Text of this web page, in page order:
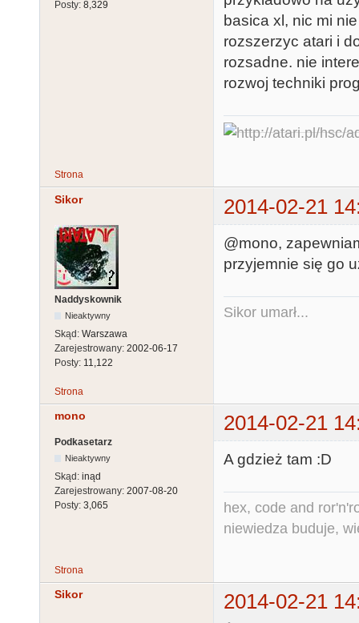
Posty: 8,329
basica xl, nic mi
rozszerzyc atari i
rozsadne. nie
rozwoj techniki
Strona
Sikor 2014-02-21
Naddyskownik
Nieaktywny
Skąd: Warszawa
Zarejestrowany: 2002-06-17
Posty: 11,122
@mono,
przyjemnie się go
Sikor umarł...
Strona
mono 2014-02-21
Podkasetarz
Nieaktywny
Skąd: inąd
Zarejestrowany: 2007-08-20
Posty: 3,065
A gdzież tam :D
hex, code and
niewiedza buduje,
Strona
Sikor
2014-02-21